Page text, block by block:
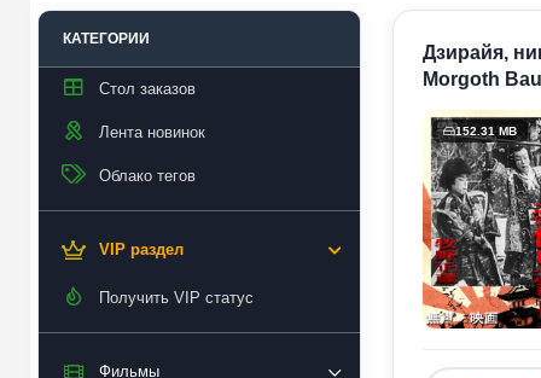
КАТЕГОРИИ
Стол заказов
Лента новинок
Облако тегов
VIP раздел
Получить VIP статус
Фильмы
Дзирайя,
Morgoth
152.31 MB